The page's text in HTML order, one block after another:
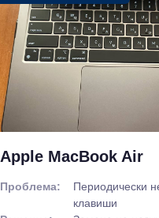
Apple MacBook Air
Проблема:
Периодически
клавиши